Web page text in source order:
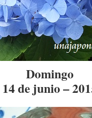
Domingo
14 de junio –